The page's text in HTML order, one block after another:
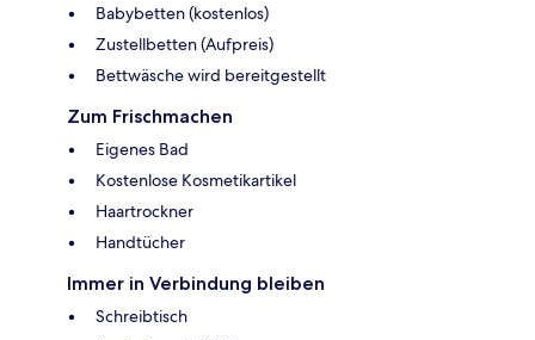
Babybetten (kostenlos)
Zustellbetten (Aufpreis)
Bettwäsche wird bereitgestellt
Zum Frischmachen
Eigenes Bad
Kostenlose Kosmetikartikel
Haartrockner
Handtücher
Immer in Verbindung bleiben
Schreibtisch